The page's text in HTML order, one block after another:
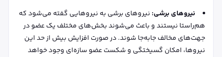
نیروهای برشی: نیروهای برشی به نیروهایی گفته می‌شود که
هم‌راستا نیستند و باعث می‌شوند بخش‌های مختلف یک عضو در
جهت‌های مخالف جابه‌جا شوند. در صورت افزایش بیش از حد این
نیروها، امکان گسیختگی و شکست عضو سازه‌ای وجود خواهد